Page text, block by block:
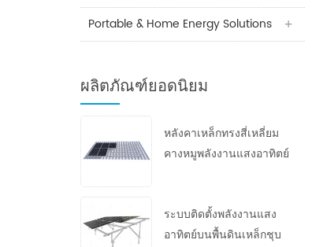
Portable & Home Energy Solutions
ผลิตภัณฑ์ยอดนิยม
หลังคาเหล็กทรงสี่เหลี่ยม
คางหมูพลังงานแสงอาทิตย์
ระบบติดตั้งพลังงานแสง
อาทิตย์บนพื้นดินเหล็กชุบ